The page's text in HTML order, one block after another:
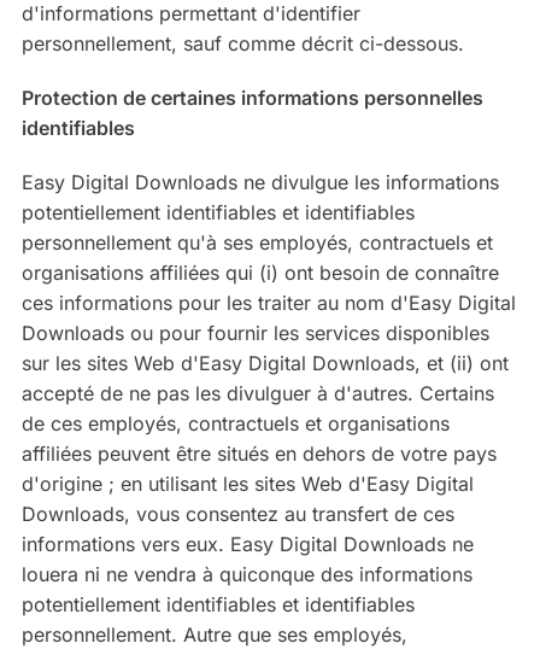
d'informations permettant d'identifier
personnellement, sauf comme décrit ci-dessous.
Protection de certaines informations personnelles
identifiables
Easy Digital Downloads ne divulgue les informations
potentiellement identifiables et identifiables
personnellement qu'à ses employés, contractuels et
organisations affiliées qui (i) ont besoin de connaître
ces informations pour les traiter au nom d'Easy Digital
Downloads ou pour fournir les services disponibles
sur les sites Web d'Easy Digital Downloads, et (ii) ont
accepté de ne pas les divulguer à d'autres. Certains
de ces employés, contractuels et organisations
affiliées peuvent être situés en dehors de votre pays
d'origine ; en utilisant les sites Web d'Easy Digital
Downloads, vous consentez au transfert de ces
informations vers eux. Easy Digital Downloads ne
louera ni ne vendra à quiconque des informations
potentiellement identifiables et identifiables
personnellement. Autre que ses employés,